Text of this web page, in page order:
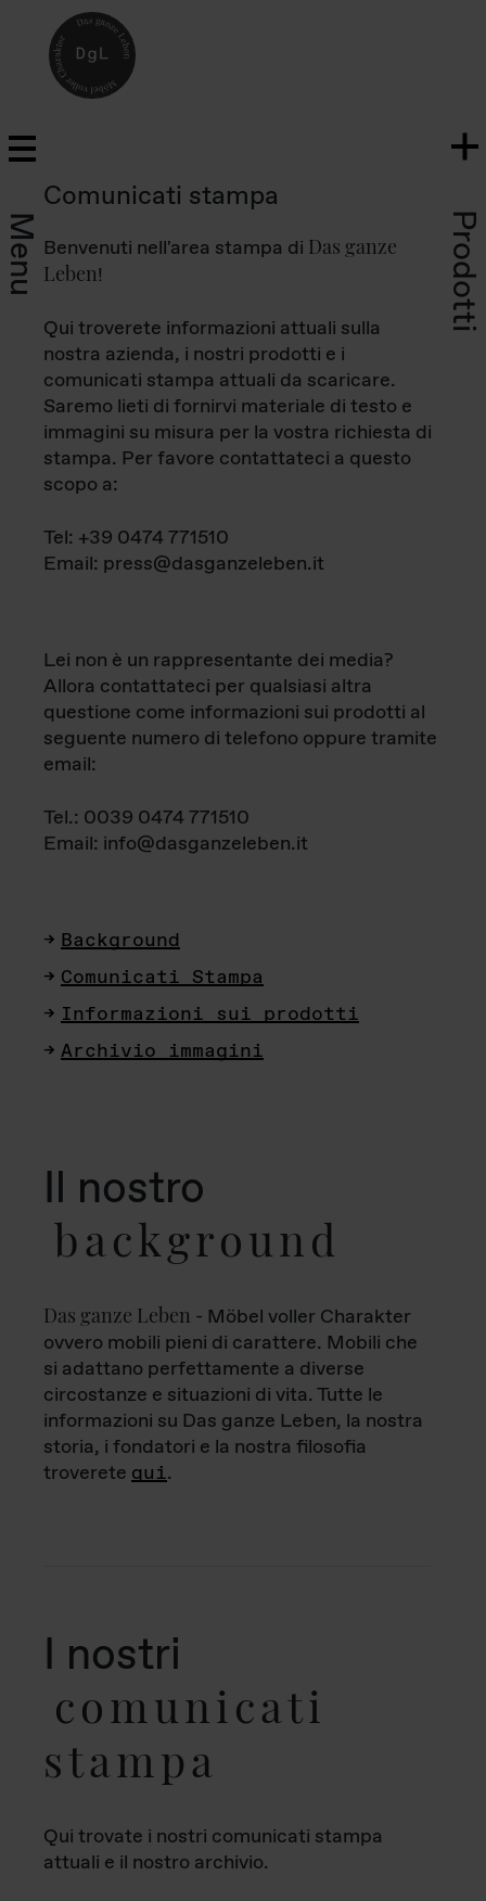
Menu Prodotti
Comunicati stampa
Benvenuti nell'area stampa di Das ganze
Leben!
Qui troverete informazioni attuali sulla
nostra azienda, i nostri prodotti e i
comunicati stampa attuali da scaricare.
Saremo lieti di fornirvi materiale di testo e
immagini su misura per la vostra richiesta di
stampa. Per favore contattateci a questo
scopo a:
Tel: +39 0474 771510
Email: press@dasganzeleben.it
Lei non è un rappresentante dei media?
Allora contattateci per qualsiasi altra
questione come informazioni sui prodotti al
seguente numero di telefono oppure tramite
email:
Tel.: 0039 0474 771510
Email: info@dasganzeleben.it
Background
Comunicati Stampa
Informazioni sui prodotti
Archivio immagini
Il nostro
background
Das ganze Leben - Möbel voller Charakter
ovvero mobili pieni di carattere. Mobili che
si adattano perfettamente a diverse
circostanze e situazioni di vita. Tutte le
informazioni su Das ganze Leben, la nostra
storia, i fondatori e la nostra filosofia
troverete qui.
I nostri
comunicati
stampa
Qui trovate i nostri comunicati stampa
attuali e il nostro archivio.